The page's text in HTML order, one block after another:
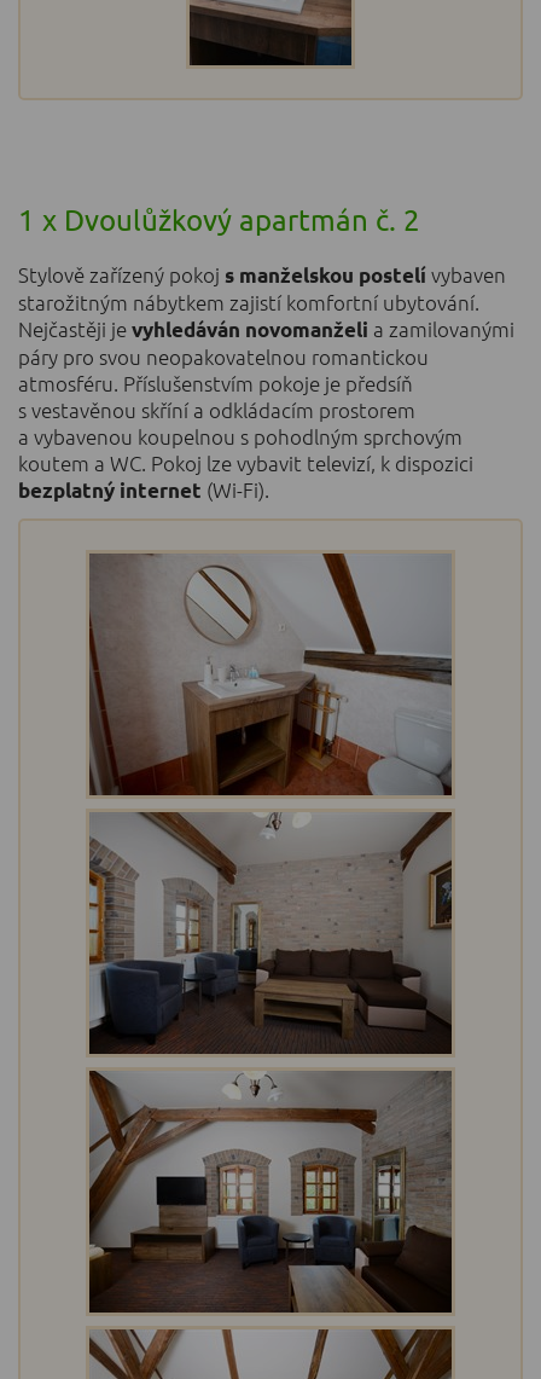
1 x Dvoulůžkový apartmán č. 2
Stylově zařízený pokoj s manželskou postelívybaven
starožitným nábytkem zajistí komfortní ubytování.
Nejčastěji jevyhledáván novomanželi a zamilovanými
páry pro svou neopakovatelnou romantickou
atmosféru. Příslušenstvím pokoje je předsíň
s vestavěnou skříní a odkládacím prostorem
a vybavenou koupelnou s pohodlným sprchovým
koutem a WC. Pokoj lze vybavit televizí, k dispozici
bezplatný internet (Wi-Fi).